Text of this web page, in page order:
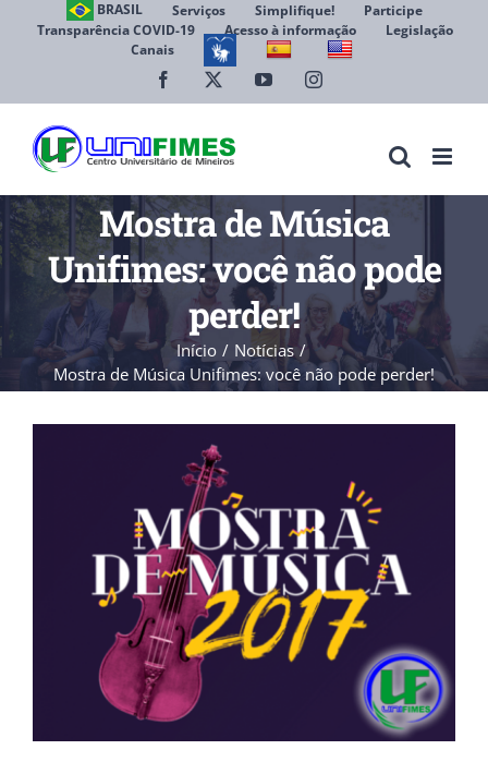
BRASIL Serviços Simplifique!
Participe
Transparência COVID-19
Acesso à informação
Legislação
Canais
Facebook YouTubeInstagram
Mostra de Música
Unifimes: você não pode
perder!
Início
Notícias
Mostra de Música Unifimes: você não pode perder!